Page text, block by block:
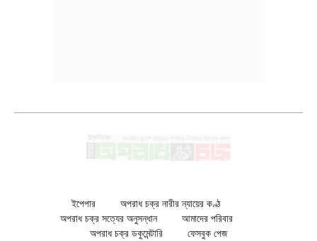
ইপেপার
অপরাধ চক্র নারীর ন্যায়ের কণ্ঠ
অপরাধ চক্র সত্যের অনুসন্ধান
আমাদের পরিবার
অপরাধ চক্র ডকুমেন্টারি
ফেসবুক পেজ